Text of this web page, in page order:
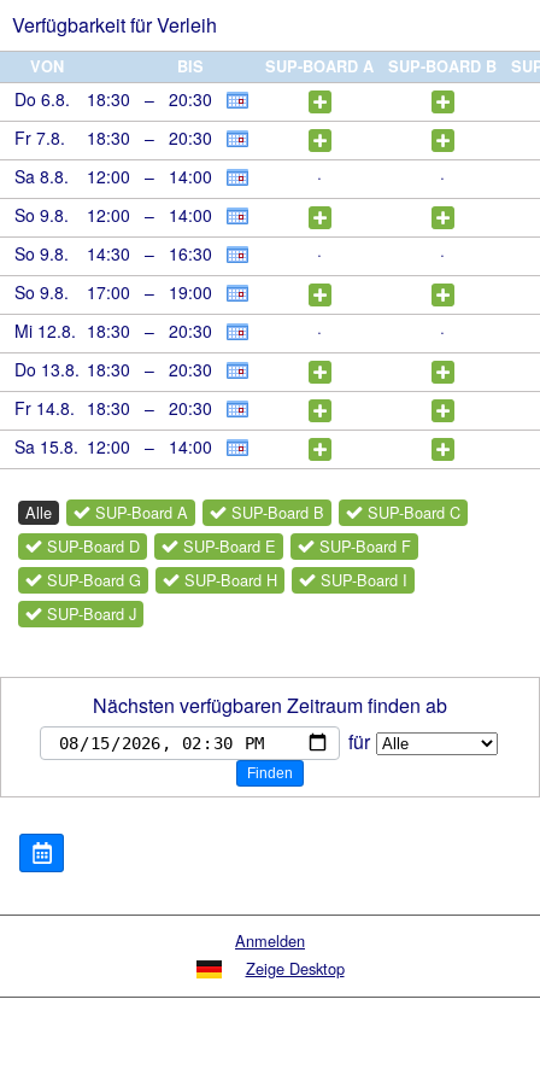
Verfügbarkeit für Verleih
VON BIS SUP-BOARD A SUP-BOARD B
Do 6.8. 18:30 – 20:30
Fr 7.8.
18:30 – 20:30
Sa 8.8.
12:00 – 14:00 ·
·
So 9.8.
12:00 –
14:00
So 9.8.
14:30 – 16:30 ·
·
So 9.8.
17:00 –
19:00
Mi 12.8. 18:30 – 20:30 ·
·
Do 13.8. 18:30 – 20:30
Fr 14.8. 18:30 – 20:30
Sa 15.8. 12:00 – 14:00
Alle SUP-Board A SUP-Board B
SUP-Board C
SUP-Board D
SUP-Board E
SUP-Board F
SUP-Board G
SUP-Board H
SUP-Board I
SUP-Board J
Nächsten verfügbaren Zeitraum finden ab
für
Finden
Anmelden
Zeige Desktop